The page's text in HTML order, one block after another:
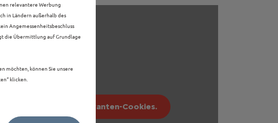
Werbung relevanten-Cookies.
relevantere Werbung
in Ländern außerhalb des
Angemessenheitsbeschluss
die Übermittlung auf Grundlage
möchten, können Sie unsere
klicken.